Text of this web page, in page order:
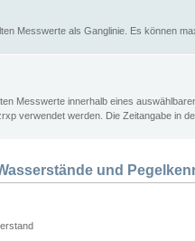
Messwerte als Ganglinie. Es können
Messwerte innerhalb eines
verwendet werden. Die Zeitangabe in
und